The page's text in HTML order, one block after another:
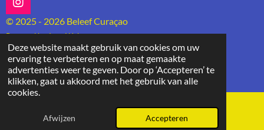
Deze website maakt gebruik van cookies om uw
ervaring te verbeteren en op maat gemaakte
advertenties weer te geven. Door op ‘Accepteren’ te
klikken, gaat u akkoord met het gebruik van alle
cookies.
Afwijzen Accepteren
I
n
a
g
r
a
m
© 2025 - 2026 Beleef Curaçao
Powered byJouwWeb
E-mailadres